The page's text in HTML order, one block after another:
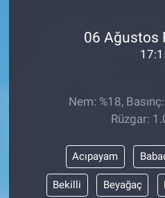
06 Ağustos
Nem: %18,
Rüzgar:
Acıpayam
Bekilli Beyağaç